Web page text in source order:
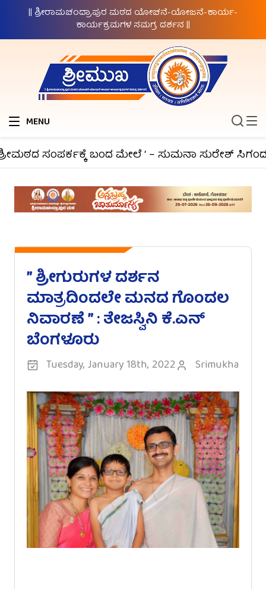
|| ಶ್ರೀರಾಮಚಂದ್ರಾಪುರ ಮಠದ ಯೋಚನೆ-ಯೋಜನೆ-ಕಾರ್ಯ-
ಕಾರ್ಯಕ್ರಮಗಳ ಸಮಗ್ರ ದರ್ಶನ ||
MENU
ಸಂಪರ್ಕಕ್ಕೆ ಬಂದ ಮೇಲೆ ‘ – ಸುಮನಾ ಸುರೇಶ್
” ಶ್ರೀಗುರುಗಳ ದರ್ಶನ
ಮಾತ್ರದಿಂದಲೇ ಮನದ ಗೊಂದಲ
ನಿವಾರಣೆ ” : ತೇಜಸ್ವಿನಿ ಕೆ.ಎನ್
ಬೆಂಗಳೂರು
Tuesday, January 18th, 2022 Srimukha